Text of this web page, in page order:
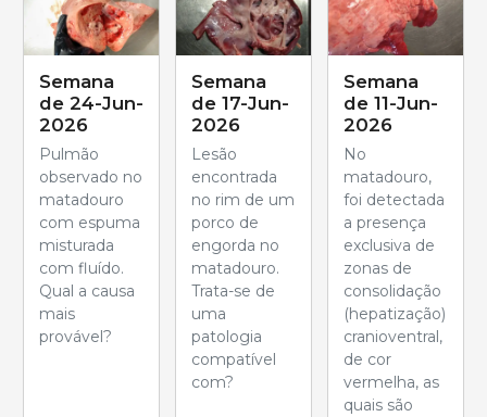
Semana
de 24-Jun-
2026
Pulmão
observado no
matadouro
com espuma
misturada
com fluído.
Qual a causa
mais
provável?
Semana
de 17-Jun-
2026
Lesão
encontrada
no rim de um
porco de
engorda no
matadouro.
Trata-se de
uma
patologia
compatível
com?
Semana
de 11-Jun-
2026
No
matadouro,
foi detectada
a presença
exclusiva de
zonas de
consolidação
(hepatização)
cranioventral,
de cor
vermelha, as
quais são